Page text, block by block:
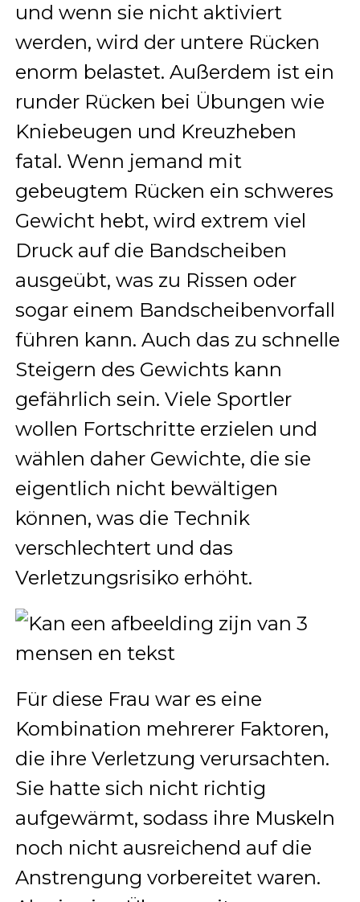
und wenn sie nicht aktiviert
werden, wird der untere Rücken
enorm belastet. Außerdem ist ein
runder Rücken bei Übungen wie
Kniebeugen und Kreuzheben
fatal. Wenn jemand mit
gebeugtem Rücken ein schweres
Gewicht hebt, wird extrem viel
Druck auf die Bandscheiben
ausgeübt, was zu Rissen oder
sogar einem Bandscheibenvorfall
führen kann. Auch das zu schnelle
Steigern des Gewichts kann
gefährlich sein. Viele Sportler
wollen Fortschritte erzielen und
wählen daher Gewichte, die sie
eigentlich nicht bewältigen
können, was die Technik
verschlechtert und das
Verletzungsrisiko erhöht.
Für diese Frau war es eine
Kombination mehrerer Faktoren,
die ihre Verletzung verursachten.
Sie hatte sich nicht richtig
aufgewärmt, sodass ihre Muskeln
noch nicht ausreichend auf die
Anstrengung vorbereitet waren.